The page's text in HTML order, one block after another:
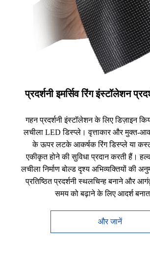
प्रदर्शनी इमर्सिव रिंग इंस्टॉलेशन
गहन प्रदर्शनी इंस्टॉलेशन के लिए डिज़ाइन
लचीला LED डिस्प्ले। वृत्ताकार और मुक्त-
के ऊपर लटके आकर्षक रिंग डिस्प्ले या
एकीकृत होने की सुविधा प्रदान करती हैं।
लचीला निर्माण बोल्ड दृश्य अभिव्यक्तियों की
प्रतिष्ठित प्रदर्शनी स्थलचिन्ह बनाने और
समय को बढ़ाने के लिए आदर्श
और जानें